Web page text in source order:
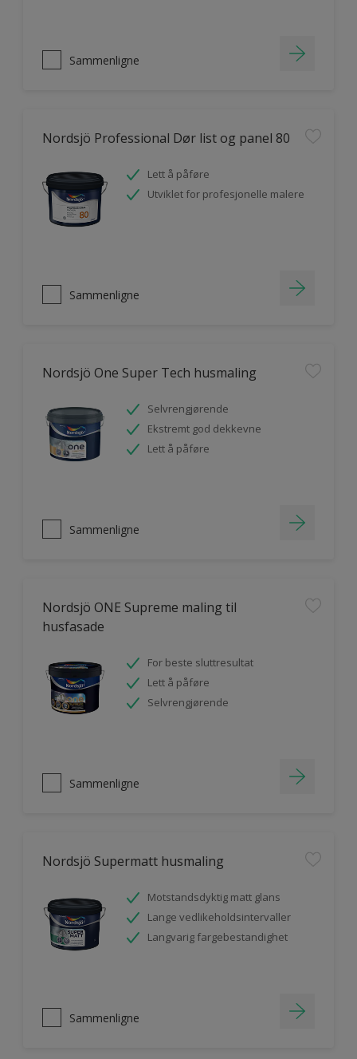
Sammenligne
Nordsjö Professional Dør list og panel 80
Lett å påføre
Utviklet for profesjonelle malere
Sammenligne
Nordsjö One Super Tech husmaling
Selvrengjørende
Ekstremt god dekkevne
Lett å påføre
Sammenligne
Nordsjö ONE Supreme maling til
husfasade
For beste sluttresultat
Lett å påføre
Selvrengjørende
Sammenligne
Nordsjö Supermatt husmaling
Motstandsdyktig matt glans
Lange vedlikeholdsintervaller
Langvarig fargebestandighet
Sammenligne